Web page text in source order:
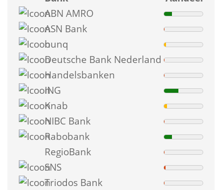
ABN AMRO
ASN Bank
bunq
Deutsche Bank Nederland
Handelsbanken
ING
Knab
NIBC Bank
Rabobank
RegioBank
SNS
Triodos Bank